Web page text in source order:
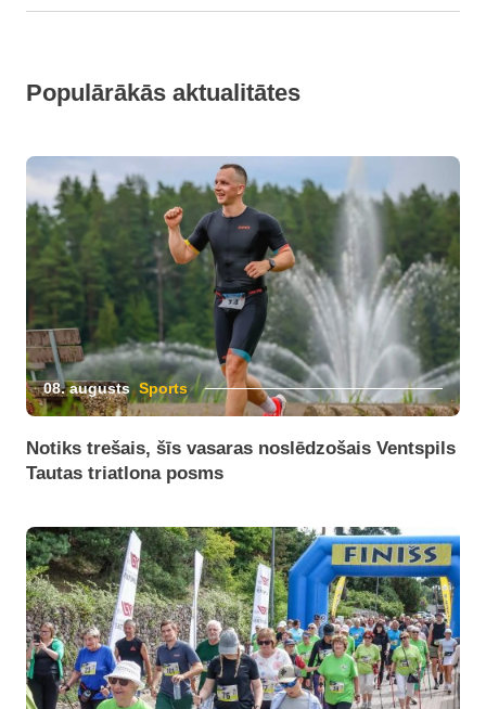
Populārākās aktualitātes
08. augusts Sports
Notiks trešais, šīs vasaras noslēdzošais Ventspils
Tautas triatlona posms